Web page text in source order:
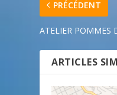
PRÉCÉDENT
ATELIER POMMES
ARTICLES